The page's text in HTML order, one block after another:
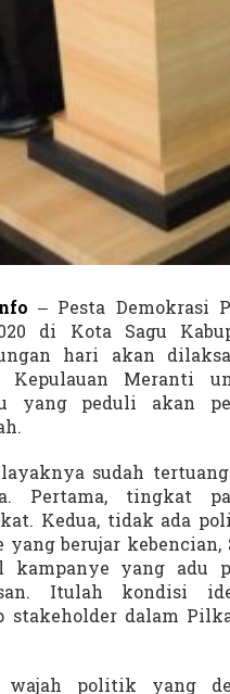
a
e
r
t
k
2
0
2
0
– Pesta Demokrasi
di Kota Sagu
hari akan
Kepulauan Meranti
yang peduli akan
sudah
Pertama, tingkat
Kedua, tidak ada
berujar kebencian,
yang adu
Itulah kondisi
stakeholder dalam
politik yang
Patok Batas Tanah
dan Dukung
Ruang
SOROTAN | 8 Agustus 2025